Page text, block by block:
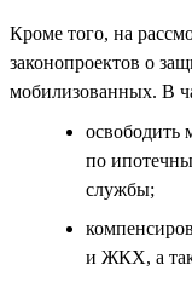
Кроме того, на
законопроектов о
мобилизованных. В
освободить
по
службы;
и ЖКХ, а